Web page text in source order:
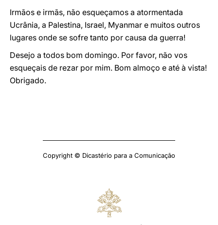
Irmãos e irmãs, não esqueçamos a atormentada
Ucrânia, a Palestina, Israel, Myanmar e muitos outros
lugares onde se sofre tanto por causa da guerra!
Desejo a todos bom domingo. Por favor, não vos
esqueçais de rezar por mim. Bom almoço e até à vista!
Obrigado.
Copyright © Dicastério para a Comunicação